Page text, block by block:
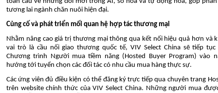
tương lai ngành chăn nuôi hiện đại.
Củng cố và phát triển mối quan hệ hợp tác thương mại
Nhằm nâng cao giá trị thương mại thông qua kết nối hiệu quả hơn và
vai trò là cầu nối giao thương quốc tế, VIV Select China sẽ tiếp tục
Chương trình Người mua tiềm năng (Hosted Buyer Program) vào
hướng tới tuyển chọn các đối tác có nhu cầu mua hàng thực sự.
Các ứng viên đủ điều kiện có thể đăng ký trực tiếp qua chuyên trang
trên website chính thức của VIV Select China. Những người mua